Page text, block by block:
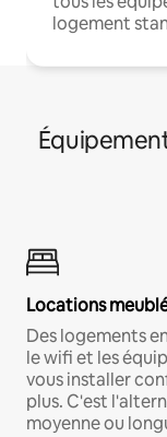
logement
Locations
Des logements
le wifi et les
vous installer
plus. C'est
moyenne ou